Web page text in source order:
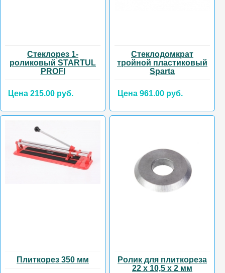
Стеклорез 1-
роликовый STARTUL
PROFI
Цена 215.00 руб.
Стеклодомкрат
тройной пластиковый
Sparta
Цена 961.00 руб.
Плиткорез 350 мм
Ролик для плиткореза
22 х 10,5 х 2 мм